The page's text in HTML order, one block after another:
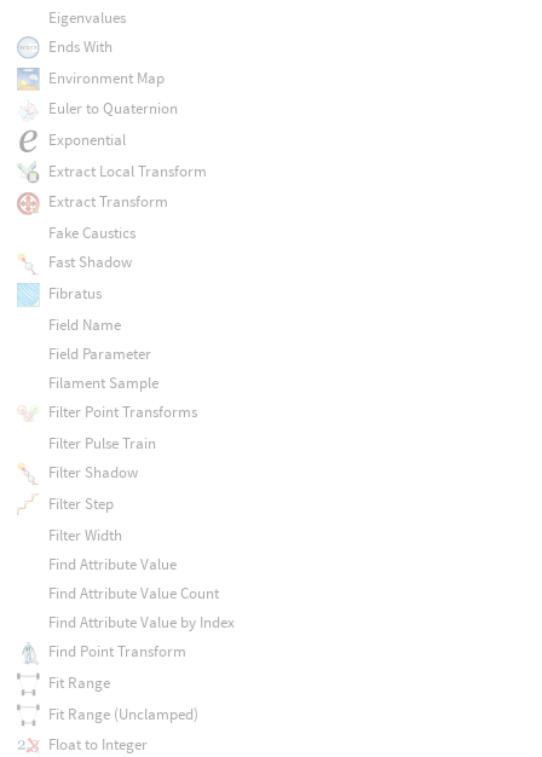
Eigenvalues
Ends With
Environment Map
Euler to Quaternion
Exponential
Extract Local Transform
Extract Transform
Fake Caustics
Fast Shadow
Fibratus
Field Name
Field Parameter
Filament Sample
Filter Point Transforms
Filter Pulse Train
Filter Shadow
Filter Step
Filter Width
Find Attribute Value
Find Attribute Value Count
Find Attribute Value by Index
Find Point Transform
Fit Range
Fit Range (Unclamped)
Float to Integer